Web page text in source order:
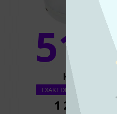
51%
KÖPT
EXAKT DENNA PRODUKT
1 259 kr